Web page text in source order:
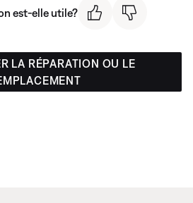
est-elle utile?
LA RÉPARATION OU LE